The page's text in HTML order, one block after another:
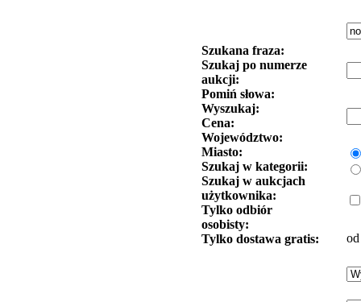
Szukana fraza:
Szukaj po numerze
aukcji:
Pomiń słowa:
Wyszukaj:
Cena:
Województwo:
Miasto:
Szukaj w kategorii:
Szukaj w aukcjach
użytkownika:
Tylko odbiór
osobisty:
Tylko dostawa gratis:
od